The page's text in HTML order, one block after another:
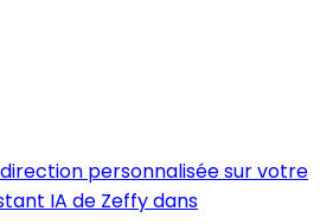
personnalisée sur votre
IA de Zeffy dans